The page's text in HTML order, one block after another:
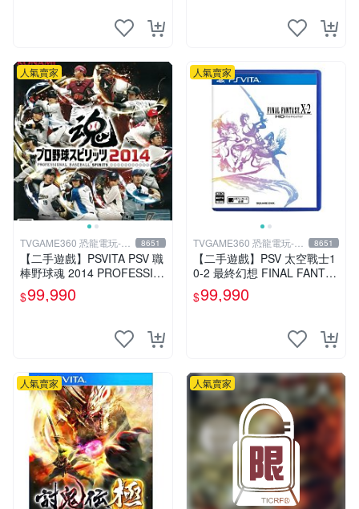
人氣賣家
TVGAME360 恐龍電玩-台
中店
8651
【二手遊戲】PSVITA PSV 職
棒野球魂 2014 PROFESSIO
NAL BASEBALL 2014 日文
版
$99,990
人氣賣家
TVGAME360 恐龍電玩-台
中店
8651
【二手遊戲】PSV 太空戰士1
0-2 最終幻想 FINAL FANTAS
Y 10 X-2 FF 中文版 【台中恐
龍電玩】
$99,990
人氣賣家 人氣賣家